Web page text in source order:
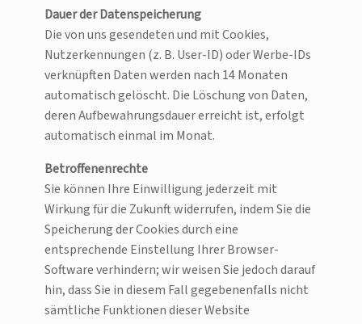
Dauer der Datenspeicherung
Die von uns gesendeten und mit Cookies,
Nutzerkennungen (z. B. User-ID) oder Werbe-IDs
verknüpften Daten werden nach 14 Monaten
automatisch gelöscht. Die Löschung von Daten,
deren Aufbewahrungsdauer erreicht ist, erfolgt
automatisch einmal im Monat.
Betroffenenrechte
Sie können Ihre Einwilligung jederzeit mit
Wirkung für die Zukunft widerrufen, indem Sie die
Speicherung der Cookies durch eine
entsprechende Einstellung Ihrer Browser-
Software verhindern; wir weisen Sie jedoch darauf
hin, dass Sie in diesem Fall gegebenenfalls nicht
sämtliche Funktionen dieser Website